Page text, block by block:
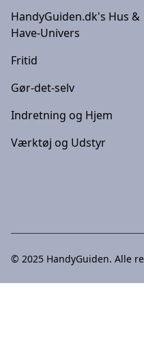
HandyGuiden.dk's Hus &
Have-Univers
Fritid
Gør-det-selv
Indretning og Hjem
Værktøj og Udstyr
© 2025 HandyGuiden. Alle